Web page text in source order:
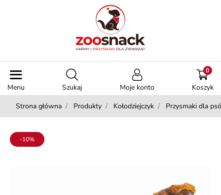
Menu Szukaj Moje konto Koszyk
0
Strona główna Produkty Kołodziejczyk Przysmaki dla
-10%